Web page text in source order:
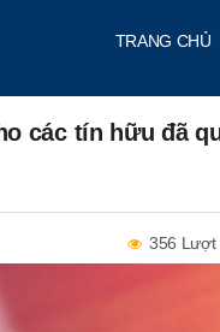
TRANG CHỦ
các tín hữu đã
356 Lượt